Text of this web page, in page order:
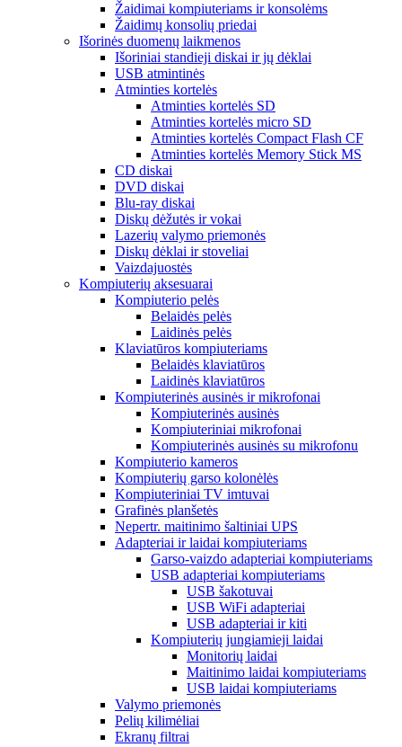
Žaidimai kompiuteriams ir konsolėms
Žaidimų konsolių priedai
Išorinės duomenų laikmenos
Išoriniai standieji diskai ir jų dėklai
USB atmintinės
Atminties kortelės
Atminties kortelės SD
Atminties kortelės micro SD
Atminties kortelės Compact Flash CF
Atminties kortelės Memory Stick MS
CD diskai
DVD diskai
Blu-ray diskai
Diskų dėžutės ir vokai
Lazerių valymo priemonės
Diskų dėklai ir stoveliai
Vaizdajuostės
Kompiuterių aksesuarai
Kompiuterio pelės
Belaidės pelės
Laidinės pelės
Klaviatūros kompiuteriams
Belaidės klaviatūros
Laidinės klaviatūros
Kompiuterinės ausinės ir mikrofonai
Kompiuterinės ausinės
Kompiuteriniai mikrofonai
Kompiuterinės ausinės su mikrofonu
Kompiuterio kameros
Kompiuterių garso kolonėlės
Kompiuteriniai TV imtuvai
Grafinės planšetės
Nepertr. maitinimo šaltiniai UPS
Adapteriai ir laidai kompiuteriams
Garso-vaizdo adapteriai kompiuteriams
USB adapteriai kompiuteriams
USB šakotuvai
USB WiFi adapteriai
USB adapteriai ir kiti
Kompiuterių jungiamieji laidai
Monitorių laidai
Maitinimo laidai kompiuteriams
USB laidai kompiuteriams
Valymo priemonės
Pelių kilimėliai
Ekranų filtrai